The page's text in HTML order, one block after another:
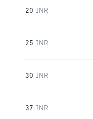
20 INR
25 INR
30 INR
37 INR